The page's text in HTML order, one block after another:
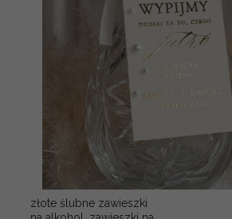
złote ślubne zawieszki